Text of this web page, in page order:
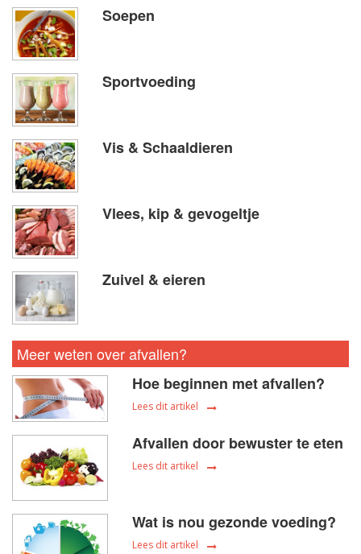
Soepen
Sportvoeding
Vis & Schaaldieren
Vlees, kip & gevogeltje
Zuivel & eieren
Meer weten over afvallen?
Hoe beginnen met afvallen?
Lees dit artikel
Afvallen door bewuster te eten
Lees dit artikel
Wat is nou gezonde voeding?
Lees dit artikel